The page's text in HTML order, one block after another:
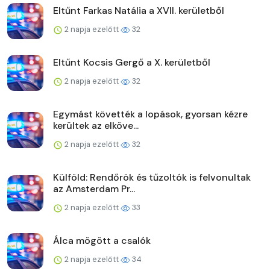
Eltűnt Farkas Natália a XVII. kerületből
2 napja ezelőtt 32
Eltűnt Kocsis Gergő a X. kerületből
2 napja ezelőtt 32
Egymást követték a lopások, gyorsan kézre
kerültek az elköve...
2 napja ezelőtt 32
Külföld: Rendőrök és tűzoltók is felvonultak
az Amsterdam Pr...
2 napja ezelőtt 33
Álca mögött a csalók
2 napja ezelőtt 34